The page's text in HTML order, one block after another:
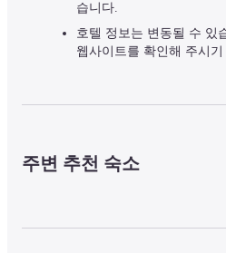
습니다.
호텔 정보는 변동될 수 있
웹사이트를 확인해 주시
주변 추천 숙소